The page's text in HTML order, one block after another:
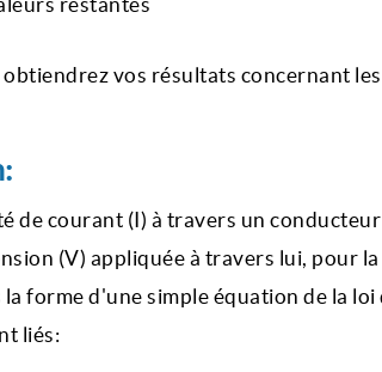
vos résultats concernant
de courant (I) à travers un
(V) appliquée à travers lui, pour
forme d'une simple équation de la
liés: